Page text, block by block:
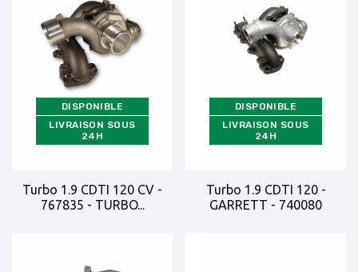
DISPONIBLE
LIVRAISON SOUS
24H
Turbo 1.9 CDTI 120 CV -
767835 - TURBO...
DISPONIBLE
LIVRAISON SOUS
24H
Turbo 1.9 CDTI 120 -
GARRETT - 740080